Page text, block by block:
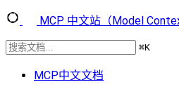
MCP 中文站（Model
⌘K
MCP中文文档